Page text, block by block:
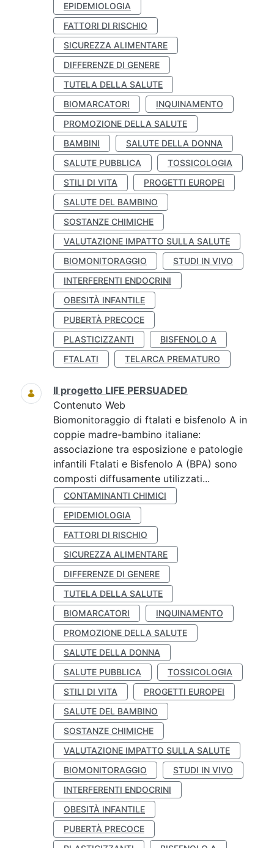
EPIDEMIOLOGIA
FATTORI DI RISCHIO
SICUREZZA ALIMENTARE
DIFFERENZE DI GENERE
TUTELA DELLA SALUTE
BIOMARCATORI
INQUINAMENTO
PROMOZIONE DELLA SALUTE
BAMBINI
SALUTE DELLA DONNA
SALUTE PUBBLICA
TOSSICOLOGIA
STILI DI VITA
PROGETTI EUROPEI
SALUTE DEL BAMBINO
SOSTANZE CHIMICHE
VALUTAZIONE IMPATTO SULLA SALUTE
BIOMONITORAGGIO
STUDI IN VIVO
INTERFERENTI ENDOCRINI
OBESITÀ INFANTILE
PUBERTÀ PRECOCE
PLASTICIZZANTI
BISFENOLO A
FTALATI
TELARCA PREMATURO
Il progetto LIFE PERSUADED
Contenuto Web
Biomonitoraggio di ftalati e bisfenolo A in
coppie madre-bambino italiane:
associazione tra esposizione e patologie
infantili Ftalati e Bisfenolo A (BPA) sono
composti diffusamente utilizzati...
CONTAMINANTI CHIMICI
EPIDEMIOLOGIA
FATTORI DI RISCHIO
SICUREZZA ALIMENTARE
DIFFERENZE DI GENERE
TUTELA DELLA SALUTE
BIOMARCATORI
INQUINAMENTO
PROMOZIONE DELLA SALUTE
SALUTE DELLA DONNA
SALUTE PUBBLICA
TOSSICOLOGIA
STILI DI VITA
PROGETTI EUROPEI
SALUTE DEL BAMBINO
SOSTANZE CHIMICHE
VALUTAZIONE IMPATTO SULLA SALUTE
BIOMONITORAGGIO
STUDI IN VIVO
INTERFERENTI ENDOCRINI
OBESITÀ INFANTILE
PUBERTÀ PRECOCE